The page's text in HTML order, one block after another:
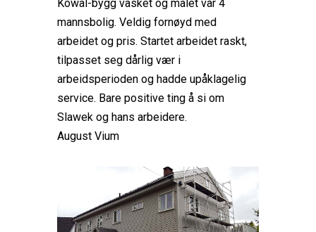
Kowal-bygg vasket og malet vår 4
mannsbolig. Veldig fornøyd med
arbeidet og pris. Startet arbeidet raskt,
tilpasset seg dårlig vær i
arbeidsperioden og hadde upåklagelig
service. Bare positive ting å si om
Slawek og hans arbeidere.
August Vium